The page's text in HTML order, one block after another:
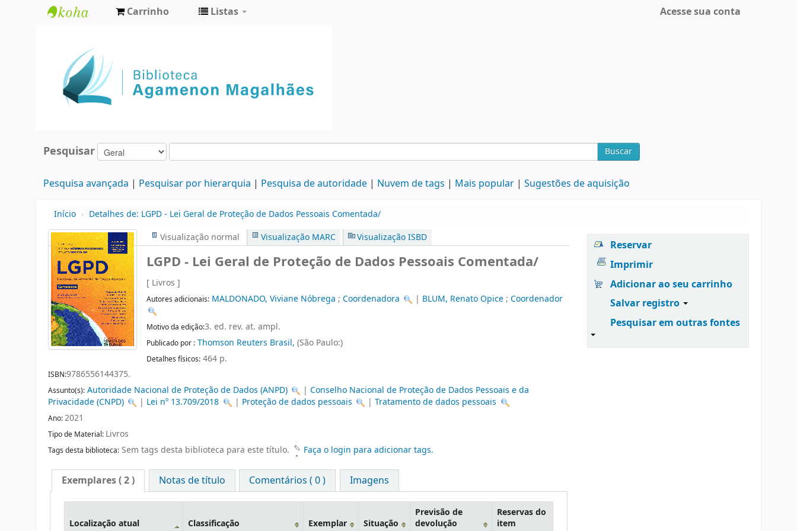
Agamenon
Magalhães
Carrinho Listas Acesse sua conta
Pesquisar Buscar
Pesquisa avançada Pesquisar por hierarquia Pesquisa de autoridade Nuvem de tags Mais popular Sugestões de aquisição
Início › Detalhes de: LGPD - Lei Geral de Proteção de Dados Pessoais Comentada/
Visualização normal
Visualização MARC Visualização ISBD
LGPD - Lei Geral de Proteção de Dados Pessoais Comentada/
[ Livros ]
Autores adicionais: MALDONADO, Viviane Nóbrega ; Coordenadora | BLUM, Renato Opice;Coordenador
Motivo da edição:3. ed. rev. at. ampl.
Publicado por : Thomson Reuters Brasil, (São Paulo:)
Detalhes físicos: 464 p.
ISBN:9786556144375.
Assunto(s): Autoridade Nacional de Proteção de Dados (ANPD) |Conselho Nacional de Proteção de Dados Pessoais e da
Privacidade (CNPD)
| Lei nº 13.709/2018 | Proteção de dados pessoais |Tratamento de dados pessoais
Ano:2021
Tipo de Material: Livros
Tags desta biblioteca: Sem tags desta biblioteca para este título. Faça o login para adicionar tags.
Exemplares( 2 ) Notas de título Comentários ( 0 ) Imagens
Localização atual Classificação Exemplar Situação
Previsão de
devolução
Reservas do
item
Reservar
Imprimir
Adicionar ao seu carrinho
Salvar registro
Pesquisar em outras fontes